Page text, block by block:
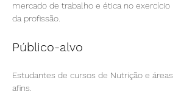
mercado de trabalho e ética no exercício
da profissão.
Público-alvo
Estudantes de cursos de Nutrição e áreas
afins.